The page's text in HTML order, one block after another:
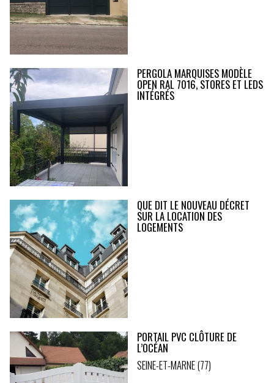
PERGOLA MARQUISES MODÈLE
OPEN RAL 7016, STORES ET LEDS
INTÉGRÉS
QUE DIT LE NOUVEAU DÉCRET
SUR LA LOCATION DES
LOGEMENTS
PORTAIL PVC CLÔTURE DE
L’OCÉAN
SEINE-ET-MARNE (77)